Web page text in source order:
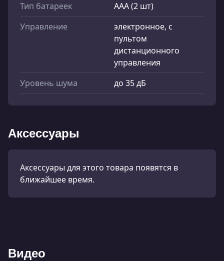
Тип батареек
ААА (2 шт)
Управление
электронное, с
пультом
дистанционного
управления
Уровень шума
до 35 дБ
Аксессуары
Аксессуары для этого товара появятся в
ближайшее время.
Видео